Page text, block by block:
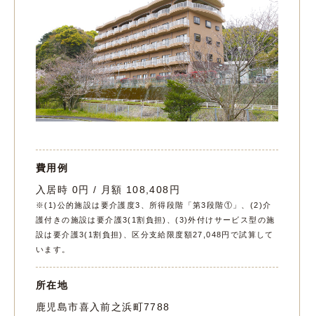
費用例
入居時 0円 / 月額 108,408円
※(1)公的施設は要介護度3、所得段階「第3段階①」、(2)介
護付きの施設は要介護3(1割負担)、(3)外付けサービス型の施
設は要介護3(1割負担)、区分支給限度額27,048円で試算して
います。
所在地
鹿児島市喜入前之浜町7788